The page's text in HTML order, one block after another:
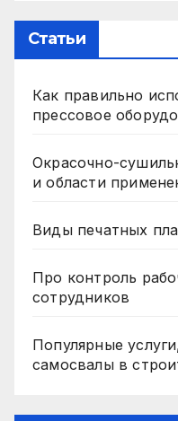
Статьи
Как правильно
прессовое
Окрасочно-
и области
Виды печатных
Про контроль
сотрудников
Популярные
самосвалы в